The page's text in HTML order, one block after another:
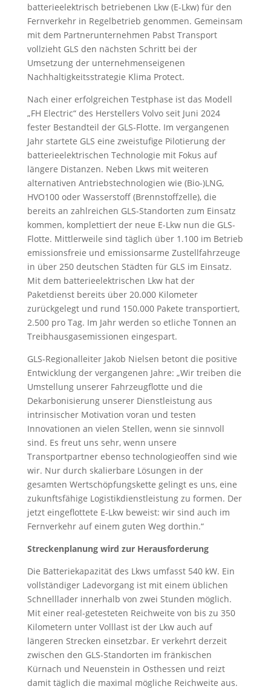
batterieelektrisch betriebenen Lkw (E-Lkw) für den
Fernverkehr in Regelbetrieb genommen. Gemeinsam
mit dem Partnerunternehmen Pabst Transport
vollzieht GLS den nächsten Schritt bei der
Umsetzung der unternehmenseigenen
Nachhaltigkeitsstrategie Klima Protect.
Nach einer erfolgreichen Testphase ist das Modell
„FH Electric“ des Herstellers Volvo seit Juni 2024
fester Bestandteil der GLS-Flotte. Im vergangenen
Jahr startete GLS eine zweistufige Pilotierung der
batterieelektrischen Technologie mit Fokus auf
längere Distanzen. Neben Lkws mit weiteren
alternativen Antriebstechnologien wie (Bio-)LNG,
HVO100 oder Wasserstoff (Brennstoffzelle), die
bereits an zahlreichen GLS-Standorten zum Einsatz
kommen, komplettiert der neue E-Lkw nun die GLS-
Flotte. Mittlerweile sind täglich über 1.100 im Betrieb
emissionsfreie und emissionsarme Zustellfahrzeuge
in über 250 deutschen Städten für GLS im Einsatz.
Mit dem batterieelektrischen Lkw hat der
Paketdienst bereits über 20.000 Kilometer
zurückgelegt und rund 150.000 Pakete transportiert,
2.500 pro Tag. Im Jahr werden so etliche Tonnen an
Treibhausgasemissionen eingespart.
GLS-Regionalleiter Jakob Nielsen betont die positive
Entwicklung der vergangenen Jahre: „Wir treiben die
Umstellung unserer Fahrzeugflotte und die
Dekarbonisierung unserer Dienstleistung aus
intrinsischer Motivation voran und testen
Innovationen an vielen Stellen, wenn sie sinnvoll
sind. Es freut uns sehr, wenn unsere
Transportpartner ebenso technologieoffen sind wie
wir. Nur durch skalierbare Lösungen in der
gesamten Wertschöpfungskette gelingt es uns, eine
zukunftsfähige Logistikdienstleistung zu formen. Der
jetzt eingeflottete E-Lkw beweist: wir sind auch im
Fernverkehr auf einem guten Weg dorthin.“
Streckenplanung wird zur Herausforderung
Die Batteriekapazität des Lkws umfasst 540 kW. Ein
vollständiger Ladevorgang ist mit einem üblichen
Schnelllader innerhalb von zwei Stunden möglich.
Mit einer real-getesteten Reichweite von bis zu 350
Kilometern unter Volllast ist der Lkw auch auf
längeren Strecken einsetzbar. Er verkehrt derzeit
zwischen den GLS-Standorten im fränkischen
Kürnach und Neuenstein in Osthessen und reizt
damit täglich die maximal mögliche Reichweite aus.